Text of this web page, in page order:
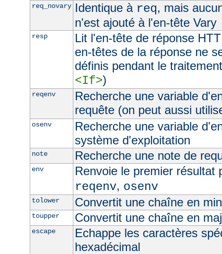
req_novary Identique à req, mais
n'est ajouté à l'en-tête Vary
resp
Lit l'en-tête de réponse
en-têtes de la réponse ne
définis pendant le
<If>)
reqenv
Recherche une variable
requête (on peut aussi
osenv
Recherche une variable
système d'exploitation
note Recherche une note de
env
Renvoie le premier résultat
reqenv, osenv
tolower Convertit une chaîne en
toupper Convertit une chaîne en
escape
Echappe les caractères
hexadécimal